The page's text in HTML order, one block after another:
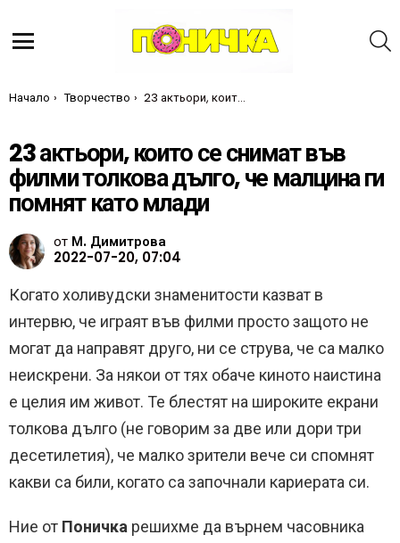
Ти си тук:
Начало Творчество 23 актьори, които се снимат във филми толкова дълго, че малцина ги помнят като млади
23 актьори, които се снимат във
филми толкова дълго, че малцина ги
помнят като млади
от М. Димитрова
2022-07-20, 07:04
Когато холивудски знаменитости казват в
интервю, че играят във филми просто защото не
могат да направят друго, ни се струва, че са малко
неискрени. За някои от тях обаче киното наистина
е целия им живот. Те блестят на широките екрани
толкова дълго (не говорим за две или дори три
десетилетия), че малко зрители вече си спомнят
какви са били, когато са започнали кариерата си.
Ние от Поничка решихме да върнем часовника